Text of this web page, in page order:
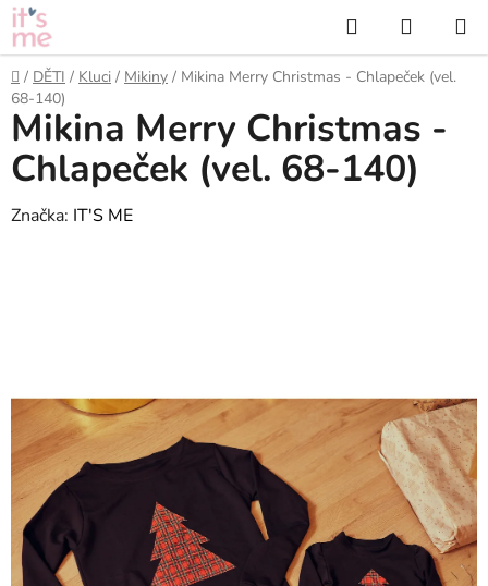
Přejít
na
obsah
Hledat
KOŠÍK
Domů
/ DĚTI / Kluci / Mikiny / Mikina Merry Christmas - Chlapeček (vel.
68-140)
Mikina Merry Christmas -
Chlapeček (vel. 68-140)
Značka: IT'S ME